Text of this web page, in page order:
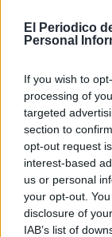
El Periodico
Personal
If you wish to
processing of
targeted
section to
opt-out request
interest-based
us or personal
your opt-out.
disclosure of
IAB’s list of
que no se puede
alumnado y
climatización
acondicionados
condiciones
Asimismo, NC-BC
Ayuntamiento de
intereses de los
municipio y que,
Gobierno de
actuaciones
con esta situación